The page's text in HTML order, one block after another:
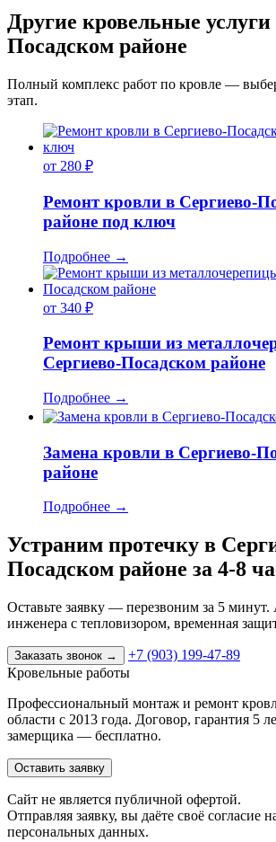
Другие кровельные
Посадском районе
Полный комплекс работ по кровле —
этап.
от 280 ₽
Ремонт кровли в Сергиево-
районе под ключ
Подробнее →
от 340 ₽
Ремонт крыши из
Сергиево-Посадском районе
Подробнее →
Замена кровли в Сергиево-
районе
Подробнее →
Устраним протечку в
Посадском районе за 4-8
Оставьте заявку — перезвоним за 5
инженера с тепловизором, временная
Заказать звонок →
+7 (903) 199-47-89
Кровельные работы
Профессиональный монтаж и ремонт
области с 2013 года. Договор, гарантия 5
замерщика — бесплатно.
Оставить заявку
Cайт не является публичной офертой.
Отправляя заявку, вы даёте своё согласие
персональных данных.